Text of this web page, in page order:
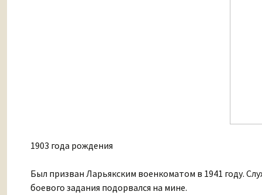
1903 года рождения
Был призван Ларьякским военкоматом в 1941 году.
боевого задания подорвался на мине.